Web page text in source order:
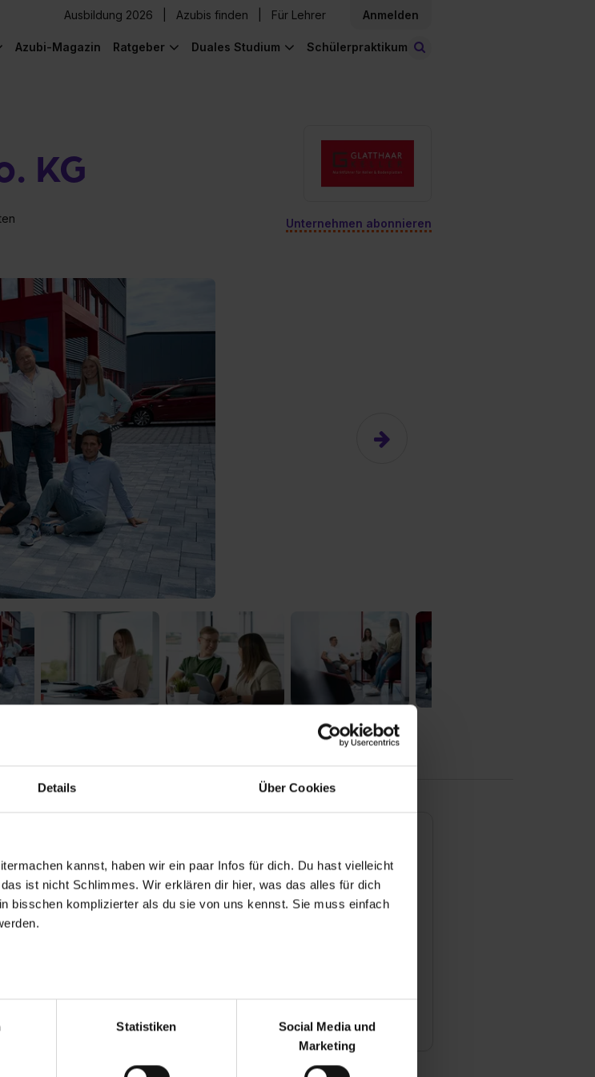
Details Über Cookies
kannst, haben wir ein paar Infos für dich. Du hast vielleicht
ist nicht Schlimmes. Wir erklären dir hier, was das alles für dich
bisschen komplizierter als du sie von uns kennst. Sie muss einfach
Webseite („Notwendig“), um von dir bei Benutzung der
die Zugriffe auf unsere Webseite zu analysieren
unserer Website an unsere Partner für soziale Medien, Werbung
Statistiken
Social Media und
Marketing
Ausbildung 2026 Azubis finden Für Lehrer Anmelden
Azubi-Magazin Ratgeber Duales Studium Schülerpraktikum
KG
Unternehmen abonnieren
Interviews FAQ
bieten Sie an?
Ausbildung in Ihrem Betrieb aus?
Co. KG